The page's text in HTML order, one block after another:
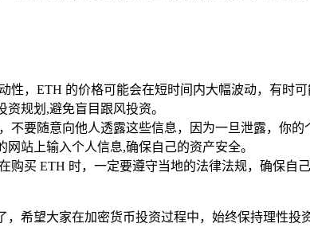
，ETH 的价格可能会在短时间内大幅波动，有时
规划,避免盲目跟风投资。
不要随意向他人透露这些信息，因为一旦泄露，你
站上输入个人信息,确保自己的资产安全。
购买 ETH 时，一定要遵守当地的法律法规，确保自
希望大家在加密货币投资过程中，始终保持理性投